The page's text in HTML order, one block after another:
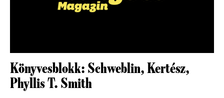
Könyvesblokk: Schweblin, Kertész,
Phyllis T. Smith